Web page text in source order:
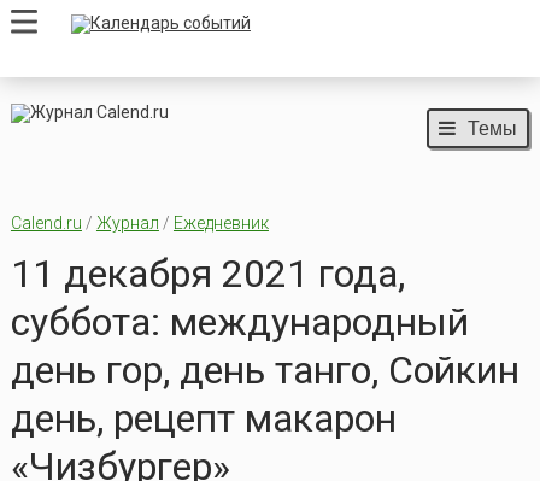
Темы
Calend.ru / Журнал / Ежедневник
11 декабря 2021 года,
суббота: международный
день гор, день танго, Сойкин
день, рецепт макарон
«Чизбургер»